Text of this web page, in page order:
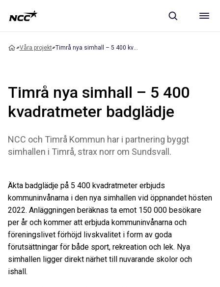
Våra projekt
Timrå nya simhall – 5 400
kvadratmeter badglädje
NCC och Timrå Kommun har i partnering byggt
simhallen i Timrå, strax norr om Sundsvall.
Äkta badglädje på 5 400 kvadratmeter erbjuds
kommuninvånarna i den nya simhallen vid öppnandet hösten
2022. Anläggningen beräknas ta emot 150 000 besökare
per år och kommer att erbjuda kommuninvånarna och
föreningslivet förhöjd livskvalitet i form av goda
förutsättningar för både sport, rekreation och lek. Nya
simhallen ligger direkt närhet till nuvarande skolor och
ishall.